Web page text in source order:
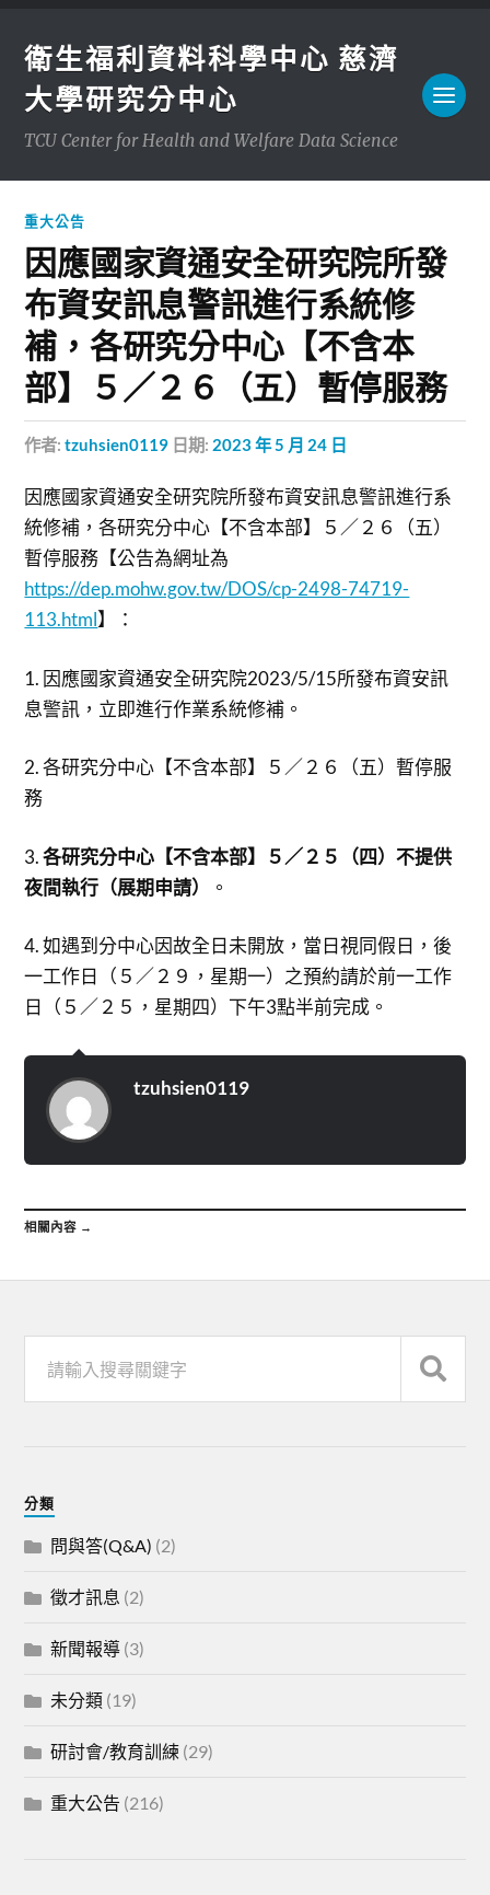
衛生福利資料科學中心 慈濟
大學研究分中心
TCU Center for Health and Welfare Data Science
重大公告
因應國家資通安全研究院所發
布資安訊息警訊進行系統修
補，各研究分中心【不含本
部】５／２６（五）暫停服務
作者:tzuhsien0119 日期: 2023 年 5 月 24 日
因應國家資通安全研究院所發布資安訊息警訊進行系
統修補，各研究分中心【不含本部】５／２６（五）
暫停服務【公告為網址為
https://dep.mohw.gov.tw/DOS/cp-2498-74719-
113.html】：
1. 因應國家資通安全研究院2023/5/15所發布資安訊
息警訊，立即進行作業系統修補。
2. 各研究分中心【不含本部】５／２６（五）暫停服
務
3.各研究分中心【不含本部】５／２５（四）不提供
夜間執行（展期申請）
。
4. 如遇到分中心因故全日未開放，當日視同假日，後
一工作日（５／２９，星期一）之預約請於前一工作
日（５／２５，星期四）下午3點半前完成。
tzuhsien0119
相關內容 →
分類
問與答(Q&A) (2)
徵才訊息 (2)
新聞報導 (3)
未分類 (19)
研討會/教育訓練 (29)
重大公告 (216)